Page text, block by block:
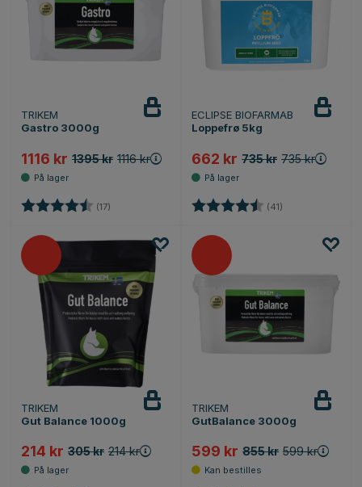
TRIKEM
Gastro 3000g
1116 kr 1395 kr 1116 kr
Karakter: (17)
ECLIPSE BIOFARMAB
Loppefrø 5kg
662 kr 735 kr 735 kr
Karakter: (41)
TRIKEM
Gut Balance 1000g
214 kr 305 kr 214 kr
TRIKEM
GutBalance 3000g
599 kr 855 kr 599 kr